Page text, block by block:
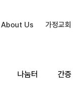
About Us 가정교회
나눔터 간증